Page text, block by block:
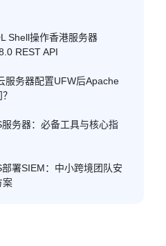
Shell操作香港服务器
REST API
服务器配置UFW后Apache
服务器：必备工具与核心指
署SIEM：中小跨境团队安
案